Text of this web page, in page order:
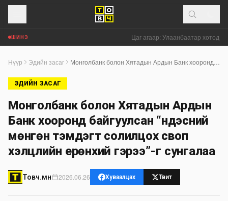
ШИНЭ Цаг агаар: Улаанбаатар хотод
Нүүр Эдийн засаг
ЭДИЙН ЗАСАГ
Монголбанк болон Хятадын Ардын
Банк хооронд байгуулсан “Үндэсний
мөнгөн тэмдэгт солилцох своп
хэлцлийн ерөнхий гэрээ”-г сунгалаа
Товч.мн 2026.06.26 Хуваалцах Твит